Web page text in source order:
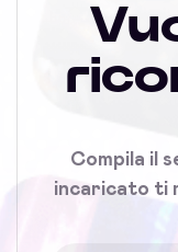
Compila il
incaricato ti